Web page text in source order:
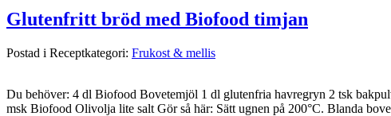
Glutenfritt bröd med Biofood timjan
Postad i Receptkategori: Frukost & mellis
Du behöver: 4 dl Biofood Bovetemjöl 1 dl glutenfria havregryn 2 tsk
msk Biofood Olivolja lite salt Gör så här: Sätt ugnen på 200°C. Blanda